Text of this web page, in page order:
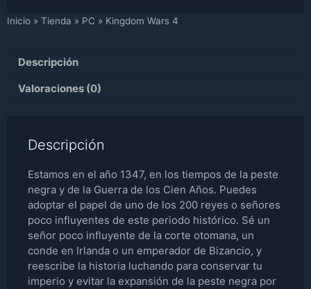
Inicio » Tienda » PC » Kingdom Wars 4
Descripción
Valoraciones (0)
Descripción
Estamos en el año 1347, en los tiempos de la peste
negra y de la Guerra de los Cien Años. Puedes
adoptar el papel de uno de los 200 reyes o señores
poco influyentes de este periodo histórico. Sé un
señor poco influyente de la corte otomana, un
conde en Irlanda o un emperador de Bizancio, y
reescribe la historia luchando para conservar tu
imperio y evitar la expansión de la peste negra por